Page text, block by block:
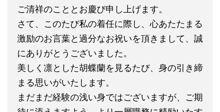
ご清祥のこととお慶び申し上げます。
さて、このたび私の着任に際し、心あたたまる
激励のお言葉と過分なお祝いを頂きまして、誠
にありがとうございました。
美しく凛とした胡蝶蘭を見るたび、身の引き締
まる思いがいたします。
まだまだ経験の浅い身ではございますが、ご期